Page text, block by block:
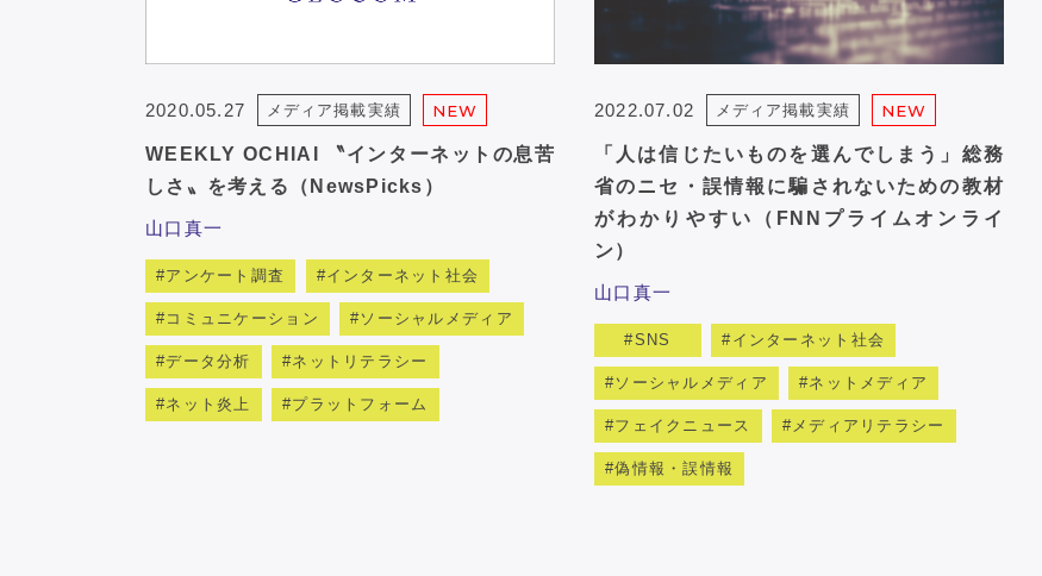
2020.05.27 メディア掲載実績 NEW
WEEKLY OCHIAI 〝インターネットの息苦
しさ〟を考える（NewsPicks）
山口真一
アンケート調査 インターネット社会
コミュニケーション ソーシャルメディア
データ分析 ネットリテラシー
ネット炎上 プラットフォーム
2022.07.02 メディア掲載実績 NEW
「人は信じたいものを選んでしまう」総務
省のニセ・誤情報に騙されないための教材
がわかりやすい（FNNプライムオンライ
ン）
山口真一
SNS インターネット社会
ソーシャルメディア ネットメディア
フェイクニュース メディアリテラシー
偽情報・誤情報